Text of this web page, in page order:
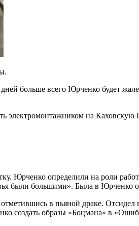
больше всего Юрченко будет
электромонтажником на
Юрченко определили на роли
были большими». Была в Юрченко
в пьяной драке. Отсидел
создать образы «Боцмана» в